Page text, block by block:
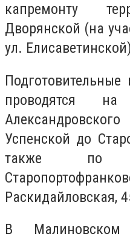
капремонту
Дворянской (на
ул.
проводятся
Успенской до
также по
Раскидайловская,
В Малиновском